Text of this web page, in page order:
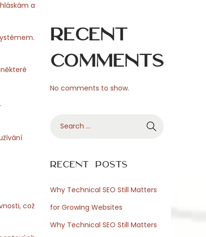
a
což
Recent
Comments
No comments to show.
r
h
f
r
Recent Posts
Why Technical SEO Still Matters
for Growing Websites
Why Technical SEO Still Matters